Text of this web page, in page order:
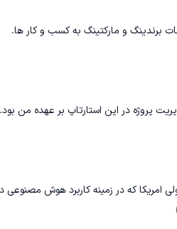
برندینگ و مارکتینگ به کسب و کار ها.